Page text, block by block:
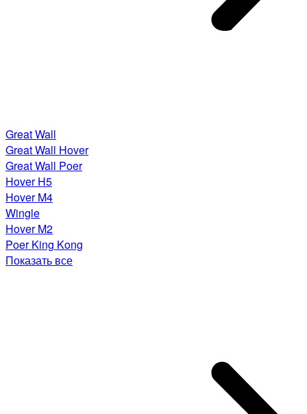
Great Wall
Great Wall Hover
Great Wall Poer
Hover H5
Hover M4
Wingle
Hover M2
Poer King Kong
Показать все